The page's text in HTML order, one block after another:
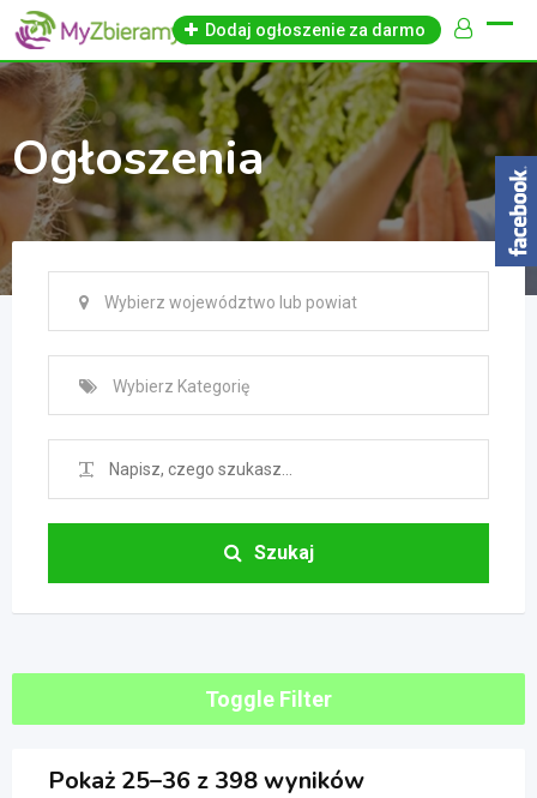
Skip
content
Dodaj ogłoszenie za darmo
Ogłoszenia
Wybierz województwo lub powiat
Wybierz Kategorię
Szukaj
Toggle Filter
Pokaż 25–36 z 398 wyników